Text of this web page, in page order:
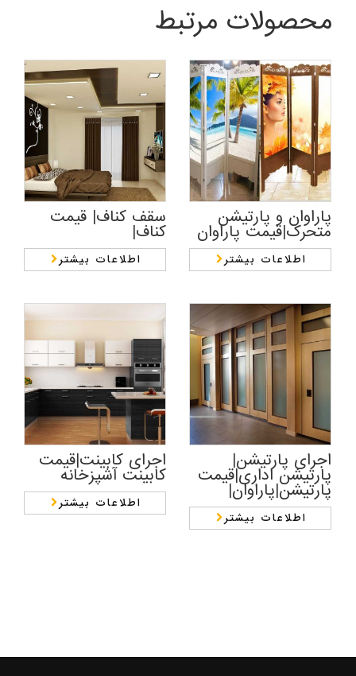
محصولات مرتبط
سقف کناف| قیمت
کناف|
اطلاعات بیشتر
پاراوان و پارتیشن
متحرک|قیمت پاراوان
اطلاعات بیشتر
اجرای کابینت|قیمت
کابینت آشپزخانه
اطلاعات بیشتر
اجرای پارتیشن|
پارتیشن اداری|قیمت
پارتیشن|پاراوان|
اطلاعات بیشتر